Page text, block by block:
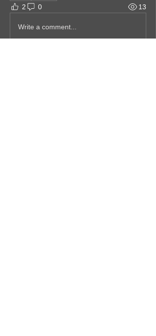
2 0 13
Write a comment...